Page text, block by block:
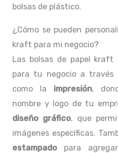
bolsas de plástico.
¿Cómo se pueden
kraft para mi negocio?
Las bolsas de papel kraft
para tu negocio a través
como la impresión,
nombre y logo de tu
diseño gráfico, que
imágenes específicas.
estampado para